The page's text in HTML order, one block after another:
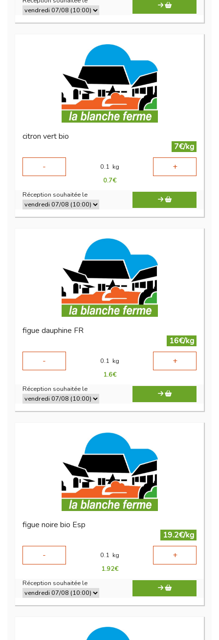
citron vert bio
7€/kg
-
0.1 kg +
0.7€
Réception souhaitée le
figue dauphine FR
16€/kg
-
0.1 kg +
1.6€
Réception souhaitée le
figue noire bio Esp
19.2€/kg
-
0.1 kg +
1.92€
Réception souhaitée le